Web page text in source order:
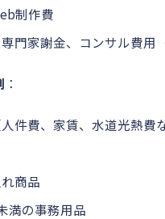
制作費
門家謝金、コンサル費用
：
件費、家賃、水道光熱費な
商品
満の事務用品